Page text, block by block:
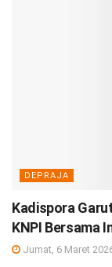
DEPRAJA
Kadispora
KNPI Bersama
Jumat, 6 Maret